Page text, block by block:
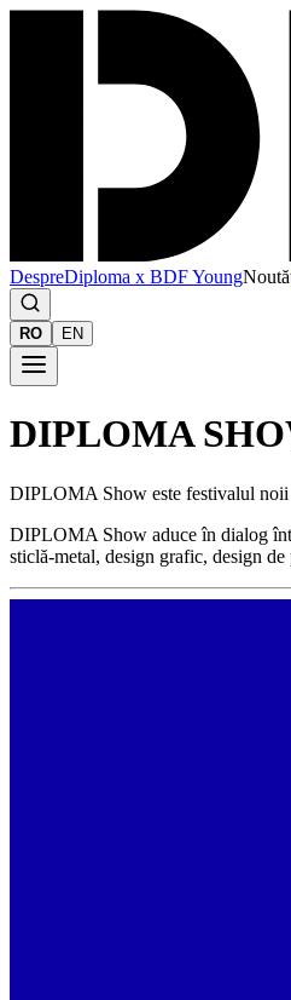
DespreDiploma x BDF Young
RO EN
DIPLOMA
DIPLOMA Show este festivalul noii
DIPLOMA Show aduce în dialog
sticlă-metal, design grafic, design